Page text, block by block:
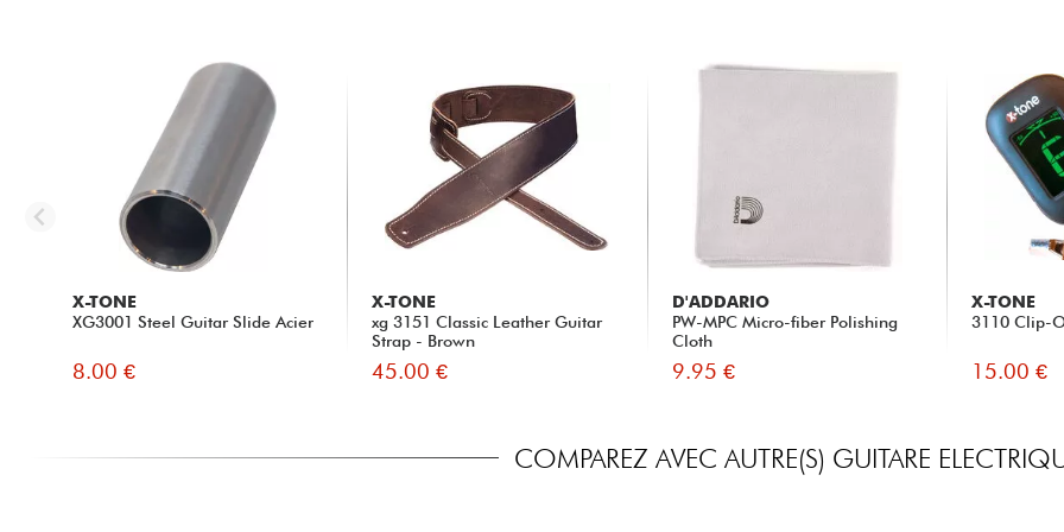
X-TONE
XG3001 Steel Guitar Slide Acier
8.00 €
X-TONE
xg 3151 Classic Leather Guitar
Strap - Brown
45.00 €
D'ADDARIO
PW-MPC Micro-fiber Polishing
Cloth
9.95 €
X-TONE
3110 Clip-
15.00 €
COMPAREZ AVEC AUTRE(S) GUITARE